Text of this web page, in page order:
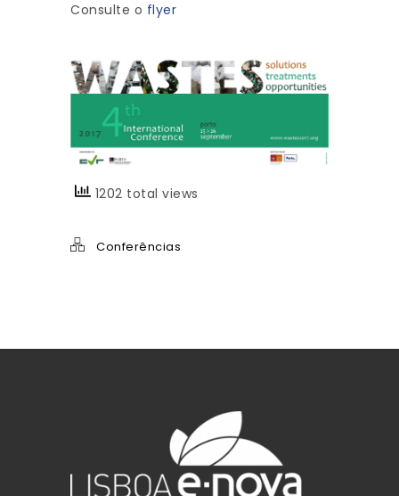
Consulte o flyer
1202 total views
Conferências